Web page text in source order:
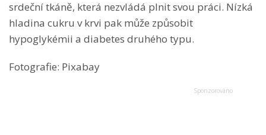
srdeční tkáně, která nezvládá plnit svou práci. Nízká
hladina cukru v krvi pak může způsobit
hypoglykémii a diabetes druhého typu.
Fotografie: Pixabay